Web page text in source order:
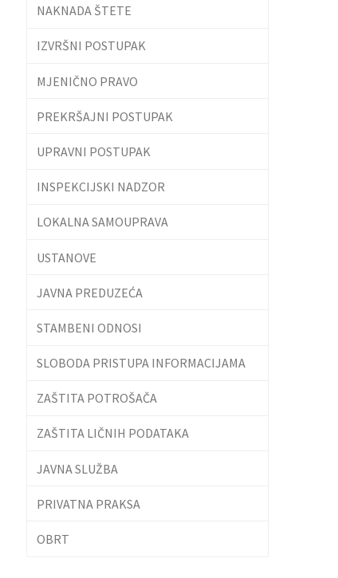
NAKNADA ŠTETE
IZVRŠNI POSTUPAK
MJENIČNO PRAVO
PREKRŠAJNI POSTUPAK
UPRAVNI POSTUPAK
INSPEKCIJSKI NADZOR
LOKALNA SAMOUPRAVA
USTANOVE
JAVNA PREDUZEĆA
STAMBENI ODNOSI
SLOBODA PRISTUPA INFORMACIJAMA
ZAŠTITA POTROŠAČA
ZAŠTITA LIČNIH PODATAKA
JAVNA SLUŽBA
PRIVATNA PRAKSA
OBRT